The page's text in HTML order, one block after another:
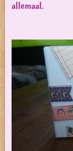
allemaal.